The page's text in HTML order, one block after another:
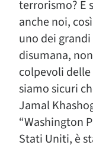
terrorismo? E
anche noi,
uno dei
disumana,
colpevoli delle
siamo sicuri
Jamal
“Washington
Stati Uniti, è